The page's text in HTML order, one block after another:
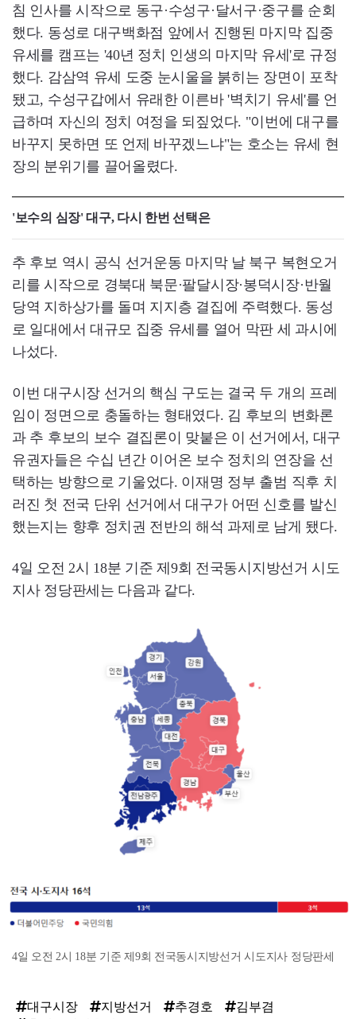
침 인사를 시작으로 동구·수성구·달서구·중구를 순회
했다. 동성로 대구백화점 앞에서 진행된 마지막 집중
유세를 캠프는 '40년 정치 인생의 마지막 유세'로 규정
했다. 감삼역 유세 도중 눈시울을 붉히는 장면이 포착
됐고, 수성구갑에서 유래한 이른바 '벽치기 유세'를 언
급하며 자신의 정치 여정을 되짚었다. "이번에 대구를
바꾸지 못하면 또 언제 바꾸겠느냐"는 호소는 유세 현
장의 분위기를 끌어올렸다.
'보수의 심장' 대구, 다시 한번 선택은
추 후보 역시 공식 선거운동 마지막 날 북구 복현오거
리를 시작으로 경북대 북문·팔달시장·봉덕시장·반월
당역 지하상가를 돌며 지지층 결집에 주력했다. 동성
로 일대에서 대규모 집중 유세를 열어 막판 세 과시에
나섰다.
이번 대구시장 선거의 핵심 구도는 결국 두 개의 프레
임이 정면으로 충돌하는 형태였다. 김 후보의 변화론
과 추 후보의 보수 결집론이 맞붙은 이 선거에서, 대구
유권자들은 수십 년간 이어온 보수 정치의 연장을 선
택하는 방향으로 기울었다. 이재명 정부 출범 직후 치
러진 첫 전국 단위 선거에서 대구가 어떤 신호를 발신
했는지는 향후 정치권 전반의 해석 과제로 남게 됐다.
4일 오전 2시 18분 기준 제9회 전국동시지방선거 시도
지사 정당판세는 다음과 같다.
4일 오전 2시 18분 기준 제9회 전국동시지방선거 시도지사 정당판세
대구시장 지방선거 추경호
김부겸